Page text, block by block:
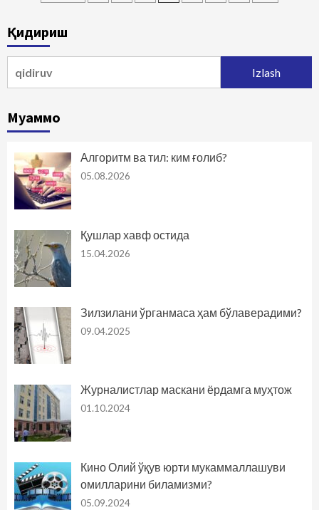
harakatlanish
Қидириш
Муаммо
Алгоритм ва тил: ким ғолиб?
05.08.2026
Қушлар хавф остида
15.04.2026
Зилзилани ўрганмаса ҳам бўлаверадими?
09.04.2025
Журналистлар маскани ёрдамга муҳтож
01.10.2024
Кино Олий ўқув юрти мукаммаллашуви
омилларини биламизми?
05.09.2024